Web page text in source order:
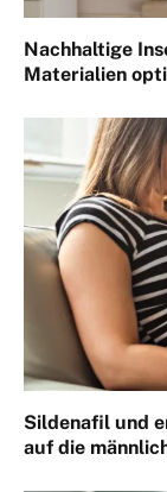
Nachhaltige
Materialien
Sildenafil und
auf die